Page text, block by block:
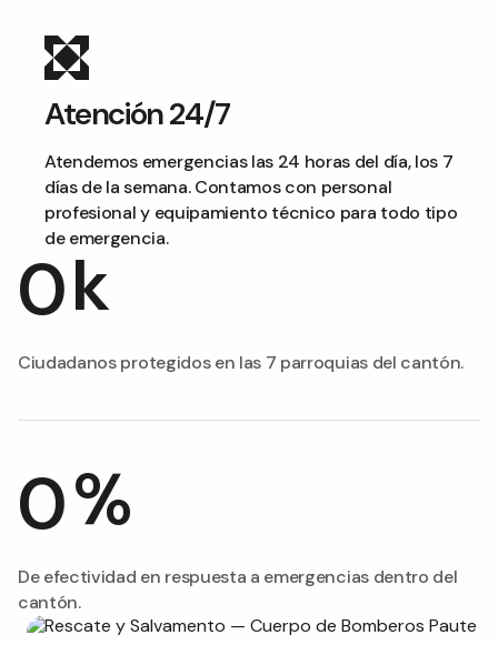
Atención 24/7
Atendemos emergencias las 24 horas del día, los 7
días de la semana. Contamos con personal
profesional y equipamiento técnico para todo tipo
de emergencia.
0k
Ciudadanos protegidos en las 7 parroquias del cantón.
0%
De efectividad en respuesta a emergencias dentro del
cantón.